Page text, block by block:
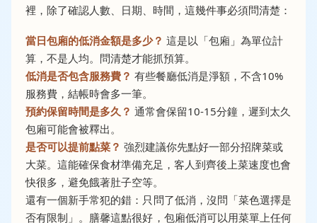
裡，除了確認人數、日期、時間，這幾件事必須問清楚：
當日包廂的低消金額是多少？ 這是以「包廂」為單位計
算，不是人均。問清楚才能抓預算。
低消是否包含服務費？ 有些餐廳低消是淨額，不含10%
服務費，結帳時會多一筆。
預約保留時間是多久？ 通常會保留10-15分鐘，遲到太久
包廂可能會被釋出。
是否可以提前點菜？ 強烈建議你先點好一部分招牌菜或
大菜。這能確保食材準備充足，客人到齊後上菜速度也會
快很多，避免餓著肚子空等。
還有一個新手常犯的錯：只問了低消，沒問「菜色選擇是
否有限制」。膳馨這點很好，包廂低消可以用菜單上任何